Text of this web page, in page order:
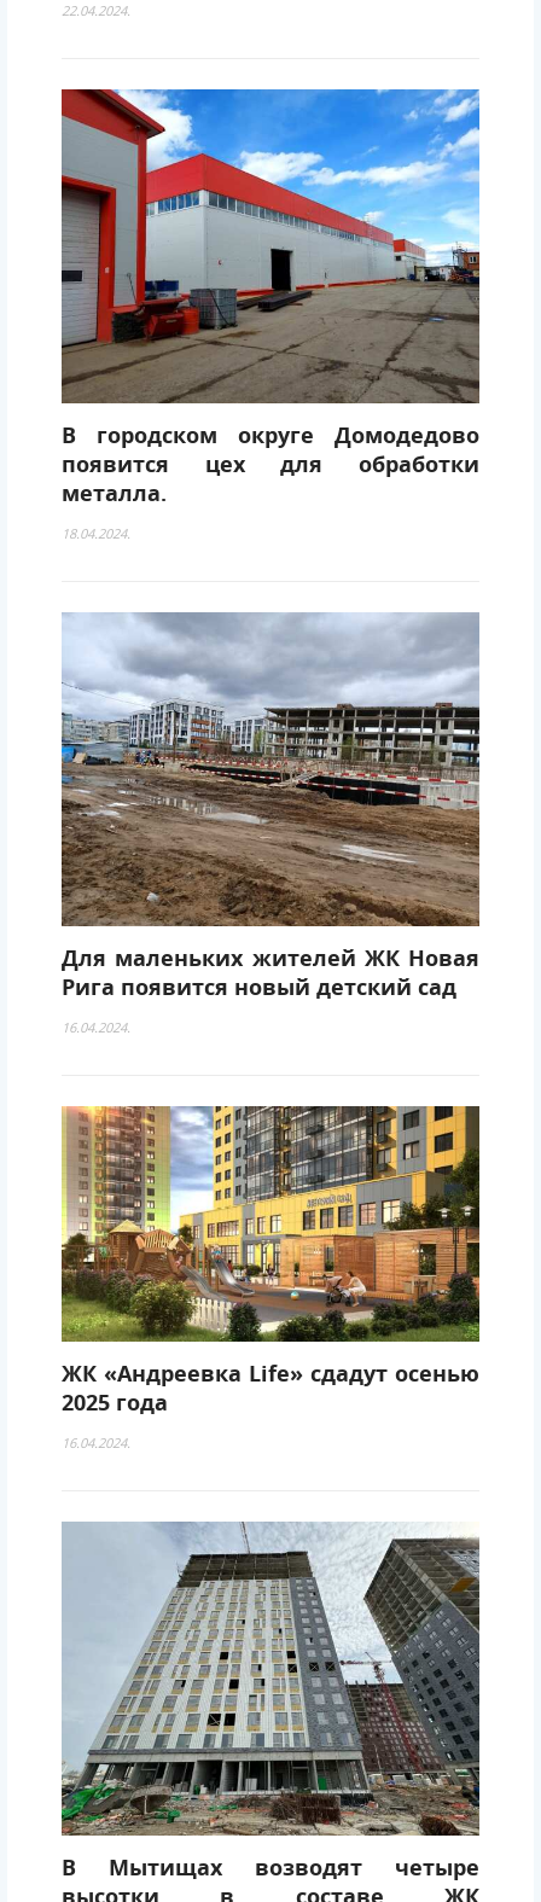
22.04.2024.
В городском округе Домодедово
появится цех для обработки
металла.
18.04.2024.
Для маленьких жителей ЖК Новая
Рига появится новый детский сад
16.04.2024.
ЖК «Андреевка Life» сдадут осенью
2025 года
16.04.2024.
В Мытищах возводят четыре